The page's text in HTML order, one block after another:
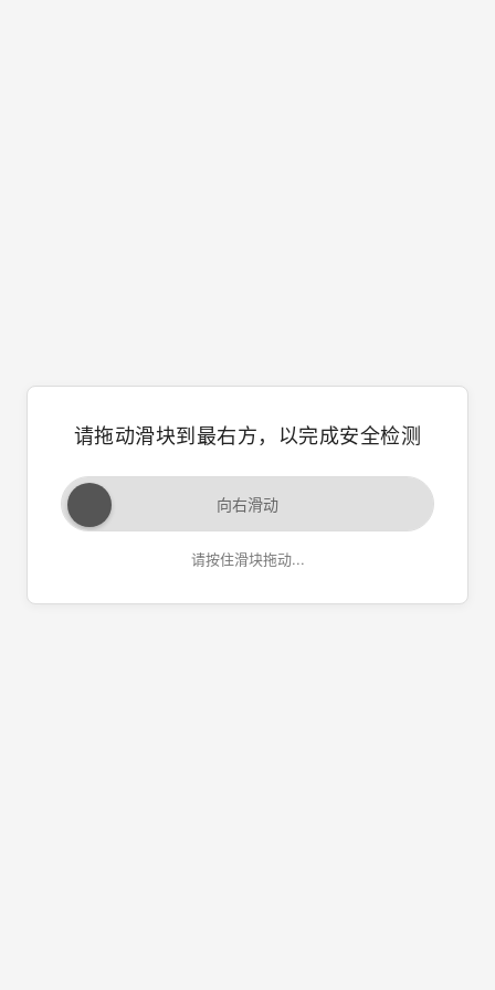
请拖动滑块到最右方，以完成安全检测
向右滑动
请按住滑块拖动...